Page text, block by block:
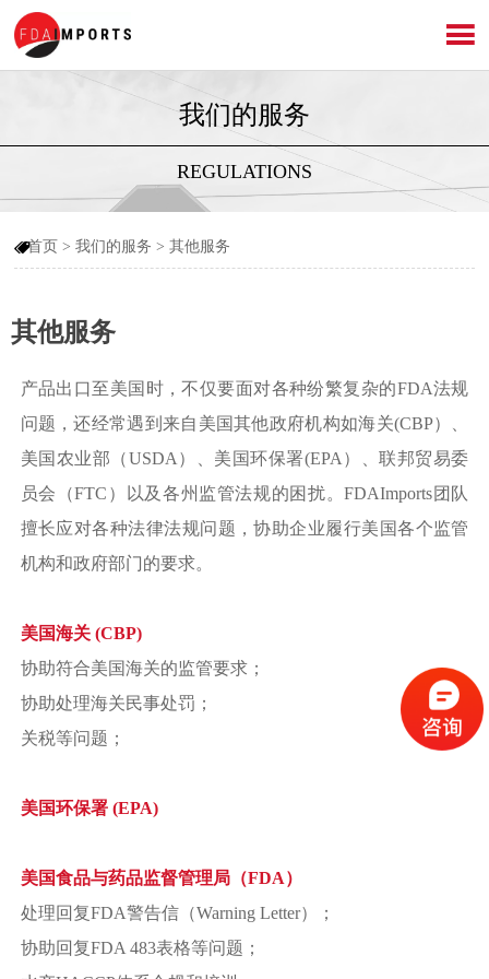

我们的服务
REGULATIONS
首页 >我们的服务 >其他服务
其他服务
产品出口至美国时，不仅要面对各种纷繁复杂的FDA法规
问题，还经常遇到来自美国其他政府机构如海关(CBP）、
美国农业部（USDA）、美国环保署(EPA）、联邦贸易委
员会（FTC）以及各州监管法规的困扰。FDAImports团队
擅长应对各种法律法规问题，协助企业履行美国各个监管
机构和政府部门的要求。
美国海关 (CBP)
协助符合美国海关的监管要求；
协助处理海关民事处罚；
关税等问题；
美国环保署 (EPA)
美国食品与药品监督管理局（FDA）
处理回复FDA警告信（Warning Letter）；
协助回复FDA 483表格等问题；